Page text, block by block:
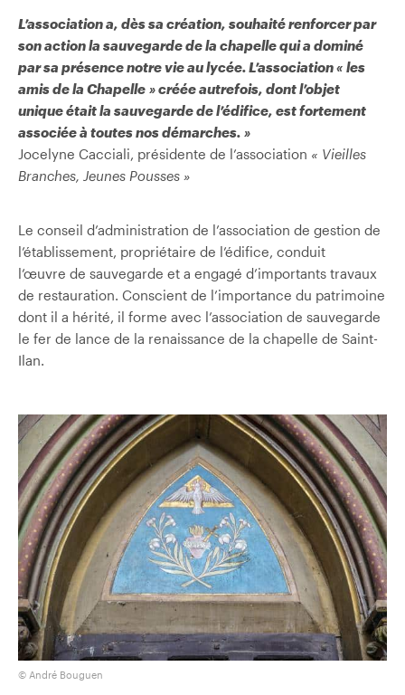
L’association a, dès sa création, souhaité renforcer par
son action la sauvegarde de la chapelle qui a dominé
par sa présence notre vie au lycée. L’association « les
amis de la Chapelle » créée autrefois, dont l’objet
unique était la sauvegarde de l’édifice, est fortement
associée à toutes nos démarches. »
Jocelyne Cacciali, présidente de l’association « Vieilles
Branches, Jeunes Pousses »
Le conseil d’administration de l’association de gestion de
l’établissement, propriétaire de l’édifice, conduit
l’œuvre de sauvegarde et a engagé d’importants travaux
de restauration. Conscient de l’importance du patrimoine
dont il a hérité, il forme avec l’association de sauvegarde
le fer de lance de la renaissance de la chapelle de Saint-
Ilan.
© André Bouguen